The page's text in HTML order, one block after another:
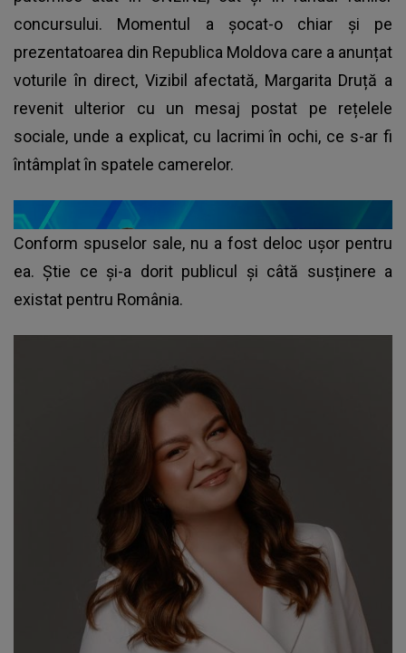
concursului. Momentul a șocat-o chiar și pe
prezentatoarea din Republica Moldova care a anunțat
voturile în direct, Vizibil afectată, Margarita Druță a
revenit ulterior cu un mesaj postat pe rețelele
sociale, unde a explicat, cu lacrimi în ochi, ce s-ar fi
întâmplat în spatele camerelor.
Conform spuselor sale, nu a fost deloc ușor pentru
ea. Știe ce și-a dorit publicul și câtă susținere a
existat pentru România.